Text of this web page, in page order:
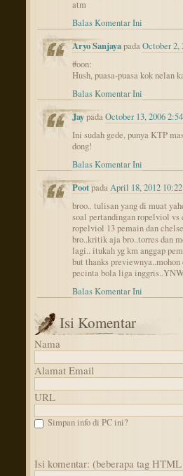
atm
Balas Komentar Ini
Aryo SanjayapadaOctober 2,
#oon:
Hush, puasa-puasa kok nelan
Balas Komentar Ini
JaypadaOctober 13, 2006
Ini sudah gede, punya KTP
dong!
Balas Komentar Ini
PootpadaApril 18, 2012
broo.. tulisan yang di muat
soal pertandingan ropelviol
ropelviol 13 pemain dan
bro..kritik aja bro..torres dan
lagi.. itukah yg km anggap
but thanks
pecinta bola liga
Balas Komentar Ini
Isi Komentar
Nama
Alamat Email
URL
Simpan info di PC ini?
Isi komentar: (beberapa tag